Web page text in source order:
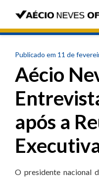
Publicado em 11 de
Aécio
após a
O presidente nacional